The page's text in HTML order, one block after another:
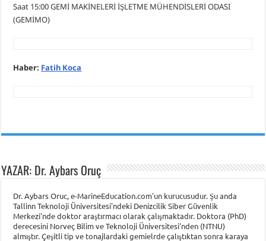
Saat 15:00 GEMİ MAKİNELERİ İŞLETME MÜHENDİSLERİ ODASI
(GEMİMO)
Haber: Fatih Koca
YAZAR: Dr. Aybars Oruç
Dr. Aybars Oruc, e-MarineEducation.com'un kurucusudur. Şu anda
Tallinn Teknoloji Üniversitesi'ndeki Denizcilik Siber Güvenlik
Merkezi'nde doktor araştırmacı olarak çalışmaktadır. Doktora (PhD)
derecesini Norveç Bilim ve Teknoloji Üniversitesi'nden (NTNU)
almıştır. Çeşitli tip ve tonajlardaki gemielrde çalıştıktan sonra karaya